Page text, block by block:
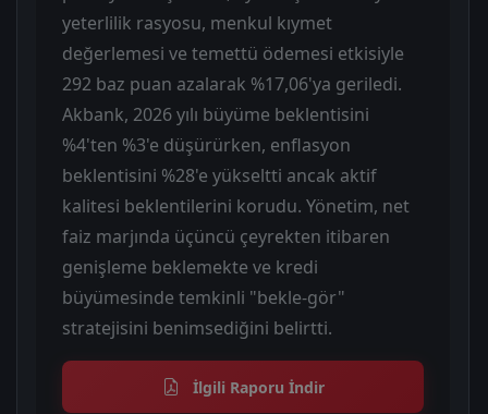
yeterlilik rasyosu, menkul kıymet
değerlemesi ve temettü ödemesi etkisiyle
292 baz puan azalarak %17,06'ya geriledi.
Akbank, 2026 yılı büyüme beklentisini
%4'ten %3'e düşürürken, enflasyon
beklentisini %28'e yükseltti ancak aktif
kalitesi beklentilerini korudu. Yönetim, net
faiz marjında üçüncü çeyrekten itibaren
genişleme beklemekte ve kredi
büyümesinde temkinli "bekle-gör"
stratejisini benimsediğini belirtti.
İlgili Raporu İndir